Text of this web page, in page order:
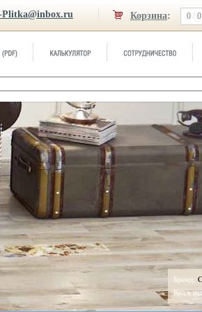
Корзина: 0 / 0
Carpatos -10%
Коллекция:Bestile